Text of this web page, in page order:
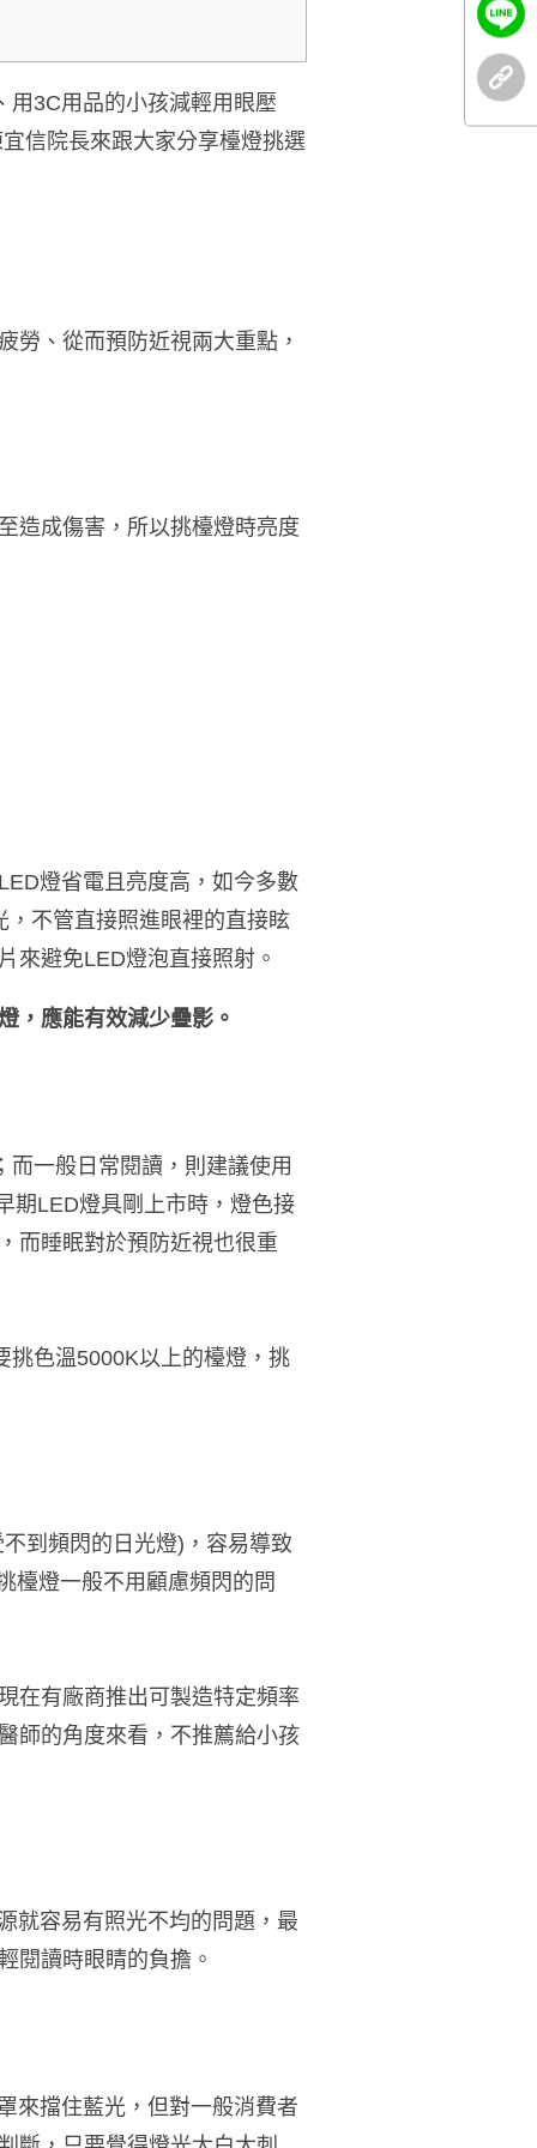
用3C用品的小孩減輕用眼壓
信院長來跟大家分享檯燈挑選
勞、從而預防近視兩大重點，
造成傷害，所以挑檯燈時亮度
燈省電且亮度高，如今多數
不管直接照進眼裡的直接眩
來避免LED燈泡直接照射。
，應能有效減少疊影。
一般日常閱讀，則建議使用
期LED燈具剛上市時，燈色接
而睡眠對於預防近視也很重
挑色溫5000K以上的檯燈，挑
到頻閃的日光燈)，容易導致
檯燈一般不用顧慮頻閃的問
在有廠商推出可製造特定頻率
師的角度來看，不推薦給小孩
就容易有照光不均的問題，最
閱讀時眼睛的負擔。
來擋住藍光，但對一般消費者